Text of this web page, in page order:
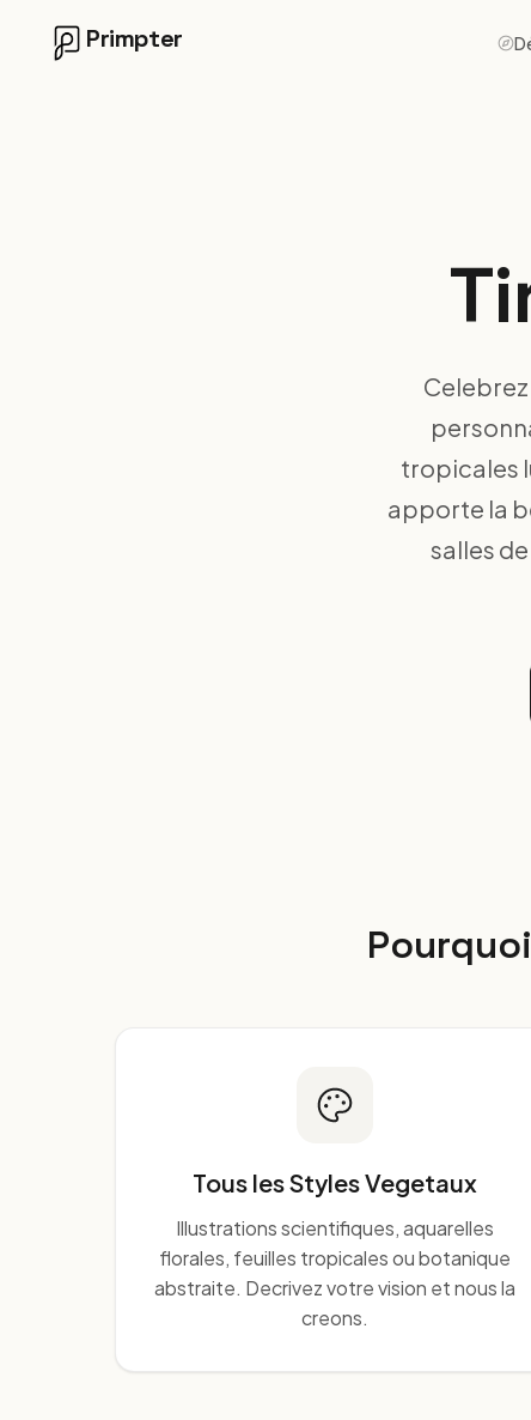
Primpter
tropicales
apporte la
salles
Tous les Styles Vegetaux
Illustrations scientifiques, aquarelles
florales, feuilles tropicales ou botanique
abstraite. Decrivez votre vision et nous la
creons.